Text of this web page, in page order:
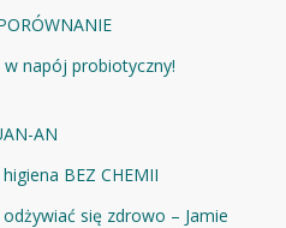
napój probiotyczny!
AN
BEZ CHEMII
się zdrowo – Jamie